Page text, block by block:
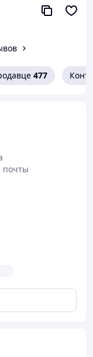
P55-HP50
с одним
боковым COB
HP50
477
почты